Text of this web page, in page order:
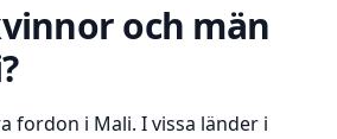
och män
fordon i Mali. I vissa länder i